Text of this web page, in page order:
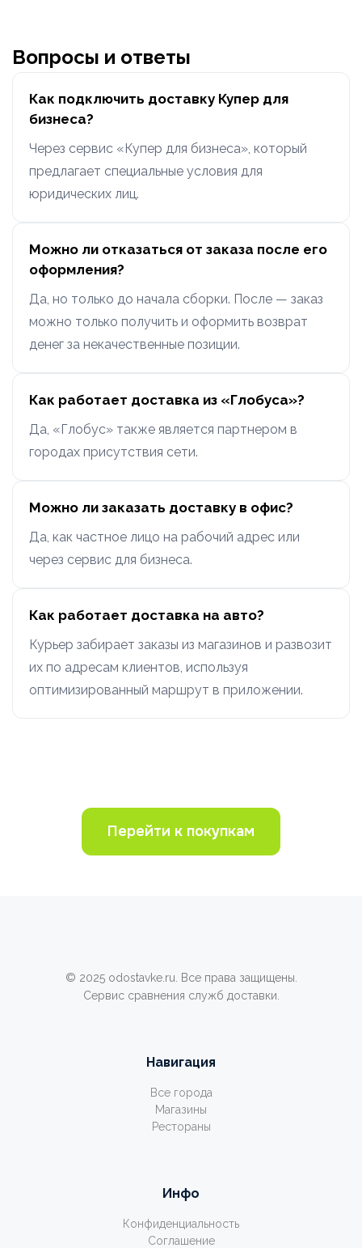
Вопросы и ответы
Как подключить доставку Купер для
бизнеса?
Через сервис «Купер для бизнеса», который
предлагает специальные условия для
юридических лиц.
Можно ли отказаться от заказа после его
оформления?
Да, но только до начала сборки. После — заказ
можно только получить и оформить возврат
денег за некачественные позиции.
Как работает доставка из «Глобуса»?
Да, «Глобус» также является партнером в
городах присутствия сети.
Можно ли заказать доставку в офис?
Да, как частное лицо на рабочий адрес или
через сервис для бизнеса.
Как работает доставка на авто?
Курьер забирает заказы из магазинов и развозит
их по адресам клиентов, используя
оптимизированный маршрут в приложении.
Перейти к покупкам
© 2025 odostavke.ru. Все права защищены.
Сервис сравнения служб доставки.
Навигация
Все города
Магазины
Рестораны
Инфо
Конфиденциальность
Соглашение